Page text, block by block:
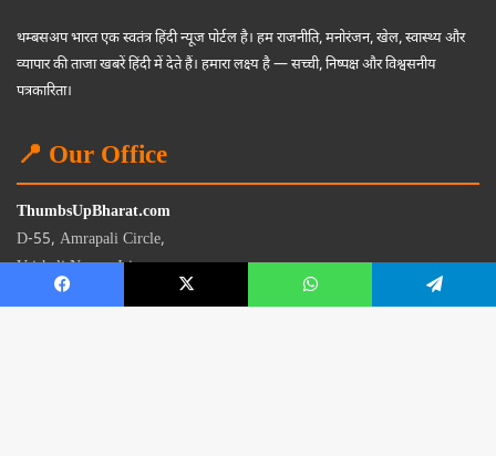
थम्बसअप भारत एक स्वतंत्र हिंदी न्यूज पोर्टल है। हम राजनीति, मनोरंजन, खेल, स्वास्थ्य और
व्यापार की ताजा खबरें हिंदी में देते हैं। हमारा लक्ष्य है — सच्ची, निष्पक्ष और विश्वसनीय
पत्रकारिता।
📍 Our Office
ThumbsUpBharat.com
D-55, Amrapali Circle,
Vaishali Nagar, Jaipur
Rajasthan - 302021